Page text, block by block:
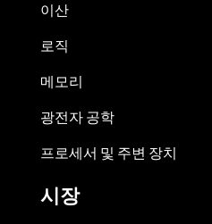
이산
로직
메모리
광전자 공학
프로세서 및 주변 장치
시장